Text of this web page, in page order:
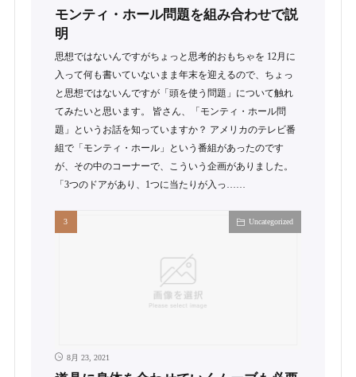
モンティ・ホール問題を組み合わせで説
明
思想ではないんですがちょっと思考的おもちゃを 12月に
入って何も書いていないまま年末を迎えるので、ちょっ
と思想ではないんですが「頭を使う問題」について触れ
てみたいと思います。 皆さん、「モンティ・ホール問
題」というお話を知っていますか？ アメリカのテレビ番
組で「モンティ・ホール」という番組があったのです
が、その中のコーナーで、こういう企画がありました。
「3つのドアがあり、1つに当たりが入っ……
Uncategorized
8月 23, 2021